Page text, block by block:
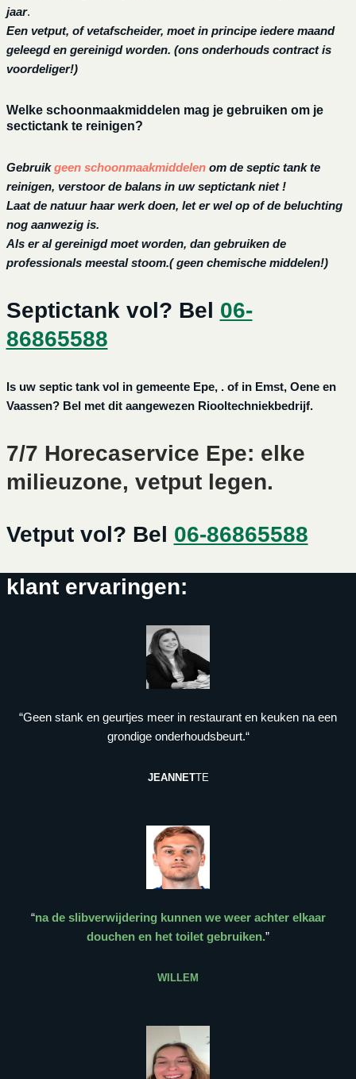
jaar.
Een vetput, of vetafscheider, moet in principe iedere maand
geleegd en gereinigd worden. (ons onderhouds contract is
voordeliger!)
Welke schoonmaakmiddelen mag je gebruiken om je
sectictank te reinigen?
Gebruikgeen schoonmaakmiddelen om de septic tank te
reinigen, verstoor de balans in uw septictank niet !
Laat de natuur haar werk doen, let er wel op of de beluchting
nog aanwezig is.
Als er al gereinigd moet worden, dan gebruiken de
professionals meestal stoom.( geen chemische middelen!)
Septictank vol? Bel 06-
86865588
Is uw septic tank vol in gemeente Epe, . of in Emst, Oene en
Vaassen? Bel met dit aangewezen Riooltechniekbedrijf.
7/7 Horecaservice Epe: elke
milieuzone, vetput legen.
Vetput vol? Bel 06-86865588
klant ervaringen:
“Geen stank en geurtjes meer in restaurant en keuken na een
grondige onderhoudsbeurt.“
JEANNETTE
“na de slibverwijdering kunnen we weer achter elkaar
douchen en het toilet gebruiken.”
WILLEM